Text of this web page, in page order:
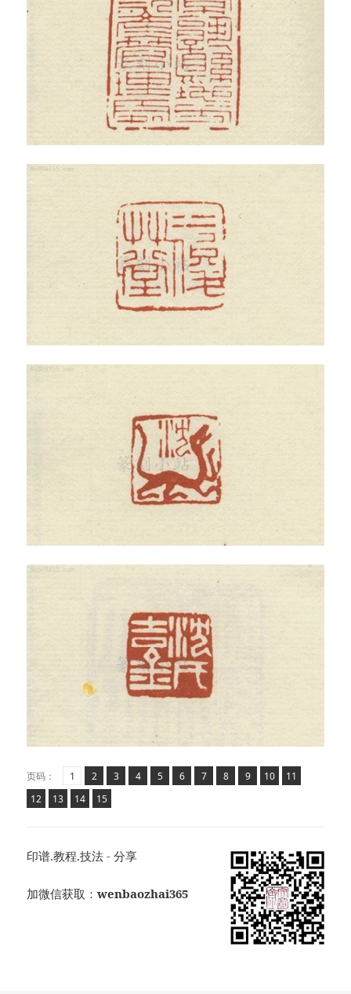
页码： 页1 ,
页
2 ,
页
3 ,
页
4 ,
页
5 ,
页
6 ,
页
7 ,
页
8 ,
页
9 ,
页
10 ,
页
11
页
12 ,
页
13 ,
页
14 ,
页
15
印谱.教程.技法 - 分享
加微信获取：wenbaozhai365